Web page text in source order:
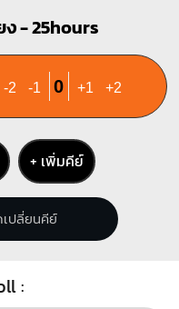
ง - 25hours
-2 -1 0 +1 +2
+ เพิ่มคีย์
เปลี่ยนคีย์
: